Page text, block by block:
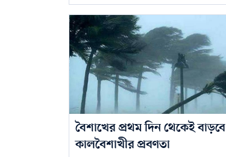
বৈশাখের প্রথম দিন থেকেই বাড়বে
কালবৈশাখীর প্রবণতা